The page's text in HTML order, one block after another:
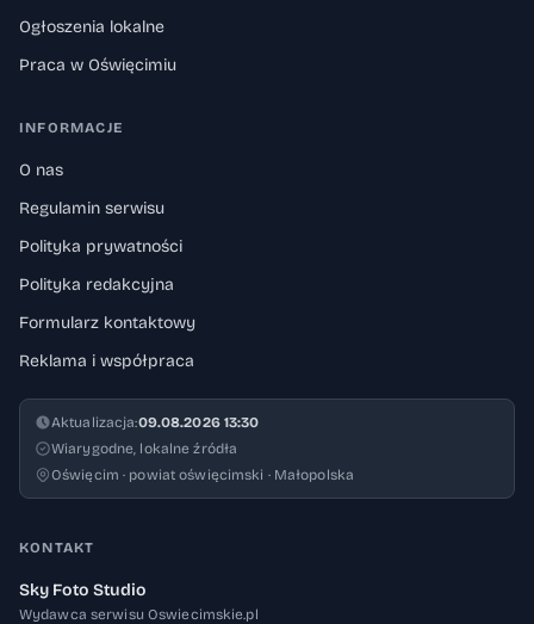
Ogłoszenia lokalne
Praca w Oświęcimiu
INFORMACJE
O nas
Regulamin serwisu
Polityka prywatności
Polityka redakcyjna
Formularz kontaktowy
Reklama i współpraca
Aktualizacja:09.08.2026 13:30
Wiarygodne, lokalne źródła
Oświęcim · powiat oświęcimski · Małopolska
KONTAKT
Sky Foto Studio
Wydawca serwisu Oswiecimskie.pl